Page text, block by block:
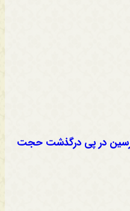
در پی درگذشت حجت